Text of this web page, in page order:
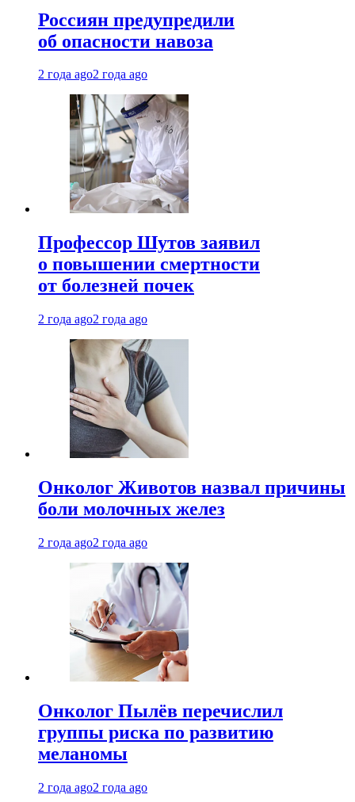
Россиян предупредили
об опасности навоза
2 года ago2 года ago
Профессор Шутов заявил
о повышении смертности
от болезней почек
2 года ago2 года ago
Онколог Животов назвал причины
боли молочных желез
2 года ago2 года ago
Онколог Пылёв перечислил
группы риска по развитию
меланомы
2 года ago2 года ago